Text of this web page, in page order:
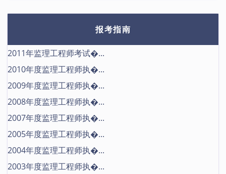
报考指南
2011年监理工程师考试�...
2010年度监理工程师执�...
2009年度监理工程师执�...
2008年度监理工程师执�...
2007年度监理工程师执�...
2005年度监理工程师执�...
2004年度监理工程师执�...
2003年度监理工程师执�...